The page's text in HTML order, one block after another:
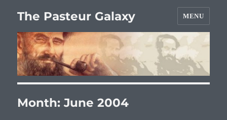
The Pasteur Galaxy MENU
Month:June 2004